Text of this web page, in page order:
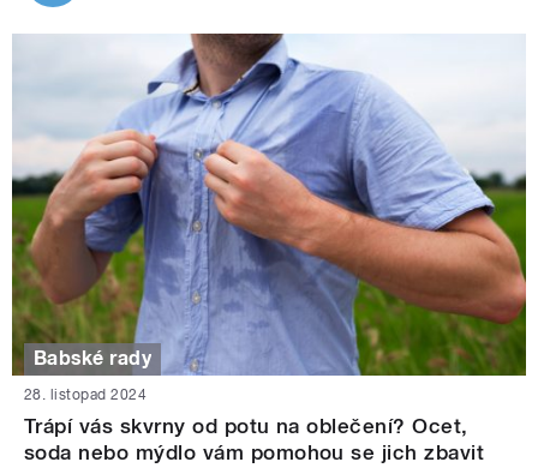
Babské rady
28. listopad 2024
Trápí vás skvrny od potu na oblečení? Ocet,
soda nebo mýdlo vám pomohou se jich zbavit